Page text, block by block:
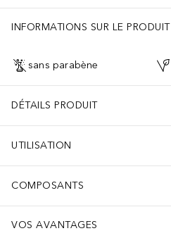
INFORMATIONS SUR LE PRODUIT
sans parabène
DÉTAILS PRODUIT
UTILISATION
COMPOSANTS
VOS AVANTAGES